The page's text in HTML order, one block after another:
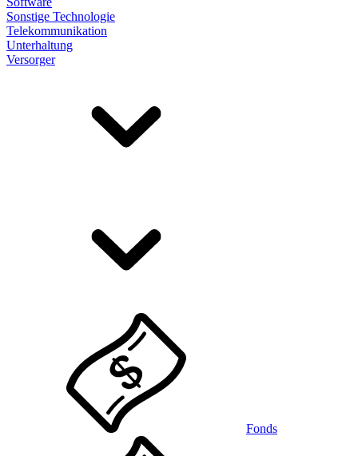
Sonstige Technologie
Telekommunikation
Unterhaltung
Versorger
Fonds